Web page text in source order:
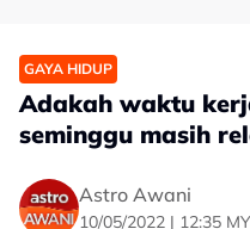
GAYA HIDUP
Adakah waktu
seminggu masih
Astro Awani
10/05/2022 | 12:35